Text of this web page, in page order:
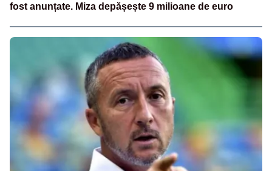
fost anunțate. Miza depășește 9 milioane de euro